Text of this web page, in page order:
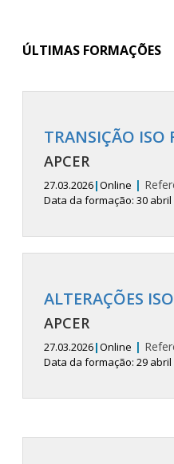
ÚLTIMAS FORMAÇÕES
TRANSIÇÃO ISO
APCER
27.03.2026|Online |
Data da formação: 30 abril
ALTERAÇÕES
APCER
27.03.2026|Online |
Data da formação: 29 abril